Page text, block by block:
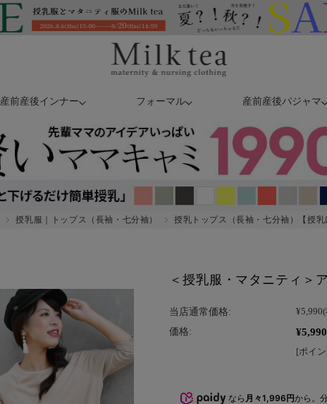
産前産後インナー フォーマル 産前産後パジャマ
授乳服｜トップス（長袖・七分袖） 授乳トップス（長袖・七分袖）【授
＜授乳服・マタニティ＞
当店通常価格: ¥5,990
価格: ¥5,990
[ポイ
なら 月々1,996円から。